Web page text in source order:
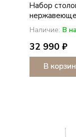
Набор
Наличие: В
32 990 ₽
В